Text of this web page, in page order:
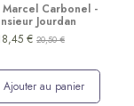
Marcel Carbonel -
Jourdan
€ 20,50 €
Ajouter au panier